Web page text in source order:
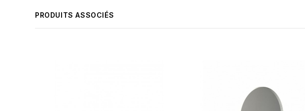
PRODUITS ASSOCIÉS